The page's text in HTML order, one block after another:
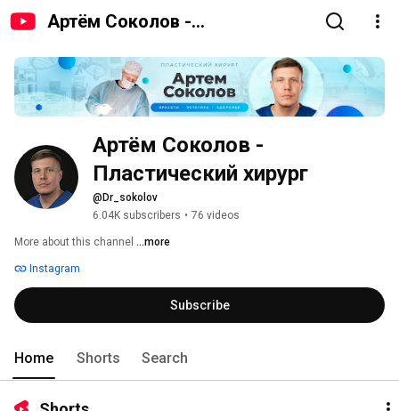
Артём Соколов -
Артём Соколов -
Пластический хирург
@Dr_sokolov
6.04K subscribers • 76 videos
More about this channel ...more
Instagram
Subscribe
Home Shorts Search